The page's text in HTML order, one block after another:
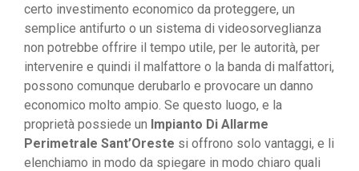
certo investimento economico da proteggere, un
semplice antifurto o un sistema di videosorveglianza
non potrebbe offrire il tempo utile, per le autorità, per
intervenire e quindi il malfattore o la banda di malfattori,
possono comunque derubarlo e provocare un danno
economico molto ampio. Se questo luogo, e la
proprietà possiede un Impianto Di Allarme
Perimetrale Sant’Oreste si offrono solo vantaggi, e li
elenchiamo in modo da spiegare in modo chiaro quali